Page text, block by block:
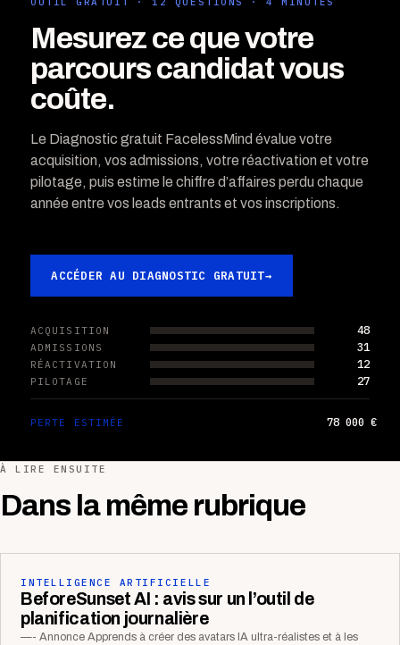
Mesurez ce que votre
parcours candidat vous
coûte.
Le Diagnostic gratuit FacelessMind évalue votre
acquisition, vos admissions, votre réactivation et votre
pilotage, puis estime le chiffre d’affaires perdu chaque
année entre vos leads entrants et vos inscriptions.
ACCÉDER AU DIAGNOSTIC GRATUIT→
ACQUISITION 48
ADMISSIONS 31
RÉACTIVATION 12
PILOTAGE 27
PERTE ESTIMÉE 78 000 €
À LIRE ENSUITE
Dans la même rubrique
INTELLIGENCE ARTIFICIELLE
BeforeSunset AI : avis sur un l’outil de
planification journalière
—- Annonce Apprends à créer des avatars IA ultra-réalistes et à les